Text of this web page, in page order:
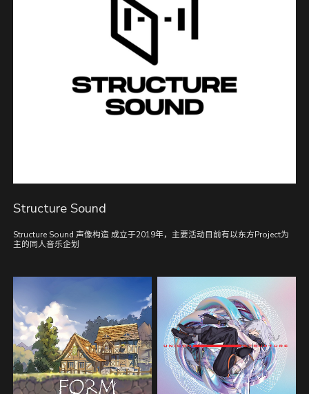
Structure Sound
Structure Sound 声像构造 成立于2019年，主要活动目前有以东方Project为
主的同人音乐企划